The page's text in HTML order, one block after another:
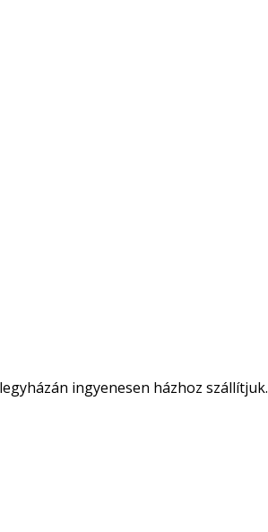
ingyenesen házhoz szállítjuk.